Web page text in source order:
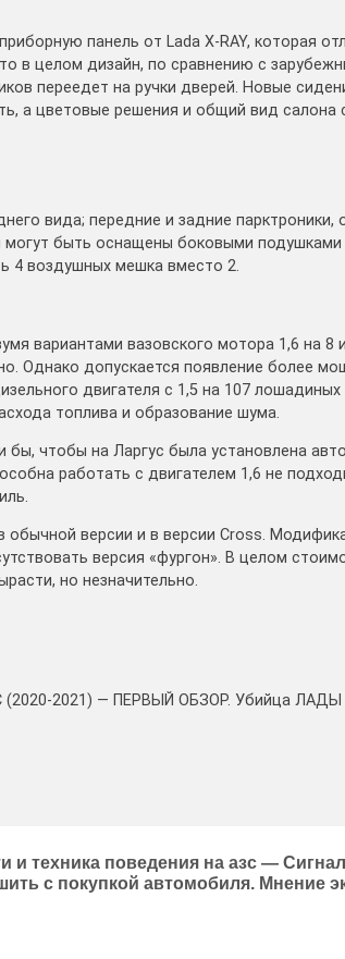
панель от Lada X-RAY, которая
в целом дизайн, по сравнению с
переедет на ручки дверей. Новые
а цветовые решения и общий вид салона
вида; передние и задние парктроники,
быть оснащены боковыми подушками
4 воздушных мешка вместо 2.
вариантами вазовского мотора 1,6 на
Однако допускается появление более
двигателя с 1,5 на 107
топлива и образование шума.
чтобы на Ларгус была установлена
работать с двигателем 1,6 не
обычной версии и в версии Cross.
версия «фургон». В целом
но незначительно.
2021) — ПЕРВЫЙ ОБЗОР. Убийца ЛАДЫ
и техника поведения на азс —
с покупкой автомобиля.